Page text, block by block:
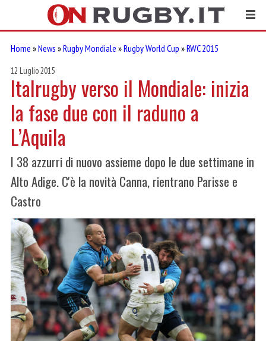
Home »News »Rugby Mondiale »Rugby World Cup »RWC 2015
12 Luglio 2015
Italrugby verso il Mondiale: inizia
la fase due con il raduno a
L’Aquila
I 38 azzurri di nuovo assieme dopo le due settimane in
Alto Adige. C'è la novità Canna, rientrano Parisse e
Castro